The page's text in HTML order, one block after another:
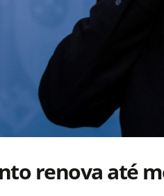
renova até